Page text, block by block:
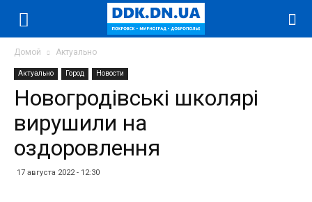
Домой Актуально
Актуально Город Новости
Новогродівські школярі
вирушили на
оздоровлення
17 августа 2022 - 12:30